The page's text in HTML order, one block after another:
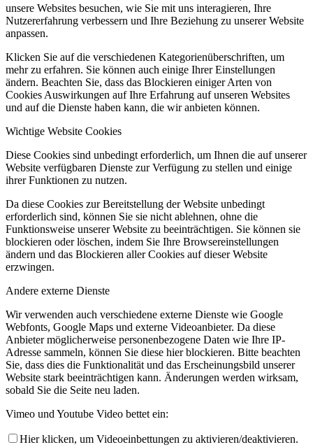
unsere Websites besuchen, wie Sie mit uns interagieren, Ihre
Nutzererfahrung verbessern und Ihre Beziehung zu unserer Website
anpassen.
Klicken Sie auf die verschiedenen Kategorienüberschriften, um
mehr zu erfahren. Sie können auch einige Ihrer Einstellungen
ändern. Beachten Sie, dass das Blockieren einiger Arten von
Cookies Auswirkungen auf Ihre Erfahrung auf unseren Websites
und auf die Dienste haben kann, die wir anbieten können.
Wichtige Website Cookies
Diese Cookies sind unbedingt erforderlich, um Ihnen die auf unserer
Website verfügbaren Dienste zur Verfügung zu stellen und einige
ihrer Funktionen zu nutzen.
Da diese Cookies zur Bereitstellung der Website unbedingt
erforderlich sind, können Sie sie nicht ablehnen, ohne die
Funktionsweise unserer Website zu beeinträchtigen. Sie können sie
blockieren oder löschen, indem Sie Ihre Browsereinstellungen
ändern und das Blockieren aller Cookies auf dieser Website
erzwingen.
Andere externe Dienste
Wir verwenden auch verschiedene externe Dienste wie Google
Webfonts, Google Maps und externe Videoanbieter. Da diese
Anbieter möglicherweise personenbezogene Daten wie Ihre IP-
Adresse sammeln, können Sie diese hier blockieren. Bitte beachten
Sie, dass dies die Funktionalität und das Erscheinungsbild unserer
Website stark beeinträchtigen kann. Änderungen werden wirksam,
sobald Sie die Seite neu laden.
Vimeo und Youtube Video bettet ein:
Hier klicken, um Videoeinbettungen zu aktivieren/deaktivieren.